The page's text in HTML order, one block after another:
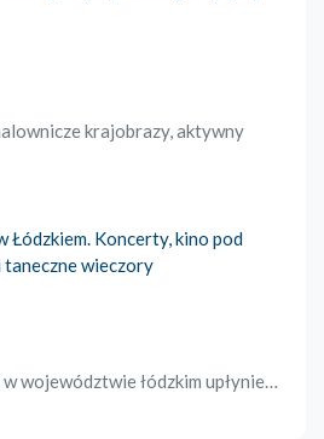
krajobrazy, aktywny
Łódzkiem. Koncerty, kino pod
wieczory
województwie łódzkim upłynie…